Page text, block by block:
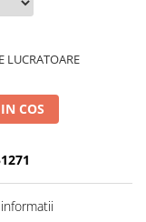
LUCRATOARE
COS